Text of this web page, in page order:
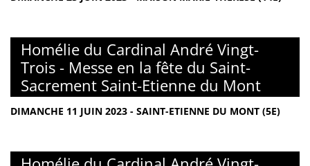
Homélie du Cardinal André Vingt-
Trois - Messe en la fête du Saint-
Sacrement Saint-Etienne du Mont
DIMANCHE 11 JUIN 2023 - SAINT-ETIENNE DU MONT (5E)